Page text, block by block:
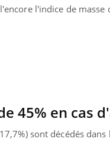
l'indice de masse
45% en cas
sont décédés